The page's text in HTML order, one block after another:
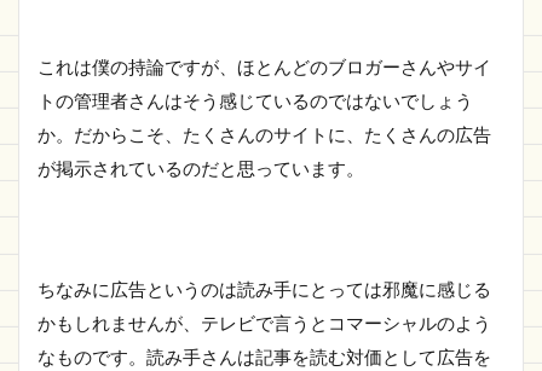
受け取
クを入
手して
ードと
受け取
りリン
クを貼
これは僕の持論ですが、ほとんどのブロガーさんやサイ
トの管理者さんはそう感じているのではないでしょう
か。だからこそ、たくさんのサイトに、たくさんの広告
が掲示されているのだと思っています。
ちなみに広告というのは読み手にとっては邪魔に感じる
かもしれませんが、テレビで言うとコマーシャルのよう
なものです。読み手さんは記事を読む対価として広告を